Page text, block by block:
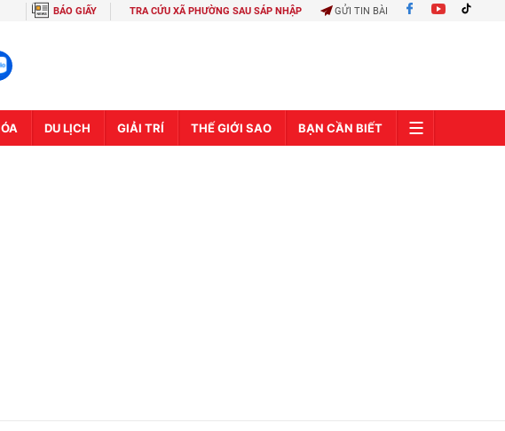
BÁO GIẤY TRA CỨU XÃ PHƯỜNG SAU SÁP NHẬP GỬI TIN BÀI
DU LỊCH GIẢI TRÍ THẾ GIỚI SAO BẠN CẦN BIẾT